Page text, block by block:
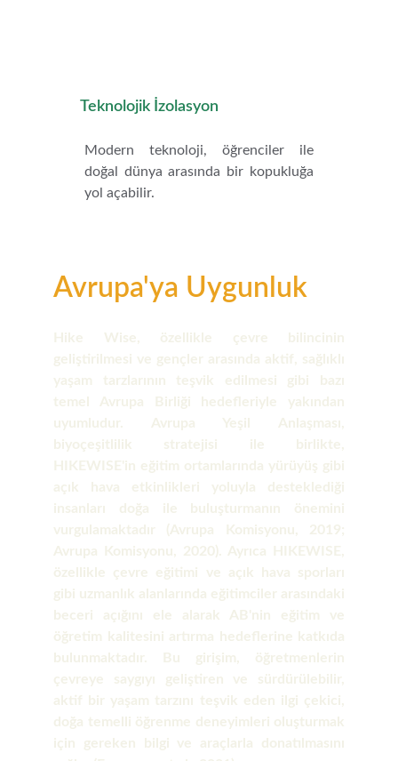
Teknolojik İzolasyon
Modern teknoloji, öğrenciler ile
doğal dünya arasında bir kopukluğa
yol açabilir.
Avrupa'ya Uygunluk
Hike Wise, özellikle çevre bilincinin
geliştirilmesi ve gençler arasında aktif, sağlıklı
yaşam tarzlarının teşvik edilmesi gibi bazı
temel Avrupa Birliği hedefleriyle yakından
uyumludur. Avrupa Yeşil Anlaşması,
biyoçeşitlilik stratejisi ile birlikte,
HIKEWISE'in eğitim ortamlarında yürüyüş gibi
açık hava etkinlikleri yoluyla desteklediği
insanları doğa ile buluşturmanın önemini
vurgulamaktadır (Avrupa Komisyonu, 2019;
Avrupa Komisyonu, 2020). Ayrıca HIKEWISE,
özellikle çevre eğitimi ve açık hava sporları
gibi uzmanlık alanlarında eğitimciler arasındaki
beceri açığını ele alarak AB'nin eğitim ve
öğretim kalitesini artırma hedeflerine katkıda
bulunmaktadır. Bu girişim, öğretmenlerin
çevreye saygıyı geliştiren ve sürdürülebilir,
aktif bir yaşam tarzını teşvik eden ilgi çekici,
doğa temelli öğrenme deneyimleri oluşturmak
için gereken bilgi ve araçlarla donatılmasını